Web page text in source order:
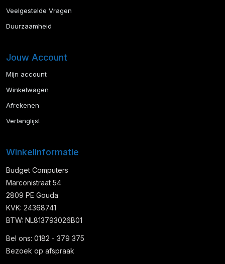
Veelgestelde Vragen
Duurzaamheid
Jouw Account
Mijn account
Winkelwagen
Afrekenen
Verlanglijst
Winkelinformatie
Budget Computers
Marconistraat 54
2809 PE Gouda
KVK: 24368741
BTW: NL813793026B01
Bel ons: 0182 - 379 375
Bezoek op afspraak